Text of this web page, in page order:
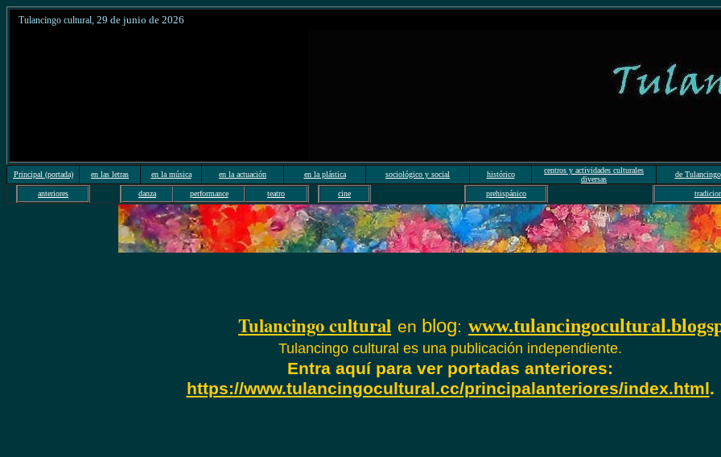
Tulancingo cultural, 29 de junio de 2026
Principal (portada) en las letras en la música en la actuación en la plástica sociológico y social histórico
centros y actividades culturales
diversas
de Tulancingo
anteriores danza performance teatro cine prehispánico
Tulancingo cultural en blog:
Tulancingo cultural es una publicación independiente.
Entra aquí para ver portadas anteriores:
https://www.tulancingocultural.cc/principalanteriores/index.html.